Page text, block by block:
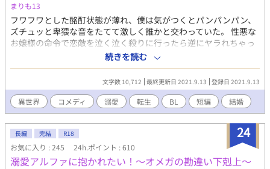
まりも13
フワフワとした酩酊状態が薄れ、僕は気がつくとパンパンパン、
ズチュッと卑猥な音をたてて激しく誰かと交わっていた。 性悪な
お嬢様の命令で恋敵を泣く泣く殺りに行ったら逆にヤラれちゃっ
た、ちょっとアホな子の話です。 （ムーンライトノベルにも掲載
しています）
続きを読む
文字数 10,712 最終更新日 2021.9.13 登録日 2021.9.13
異世界 コメディ 溺愛 転生 BL 短編 結婚
24
長編 完結 R18
お気に入り : 245 24h.ポイント : 610
溺愛アルファに抱かれたい！～オメガの勘違い下剋上～